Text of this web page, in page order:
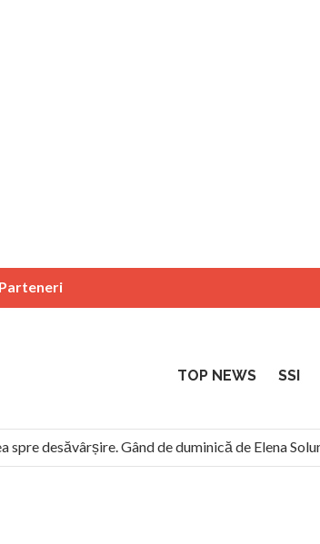
Parteneri
TOP NEWS SSI
desăvârșire. Gând de duminică de Elena
“românii sunt slavi, nu latini”. Fostul